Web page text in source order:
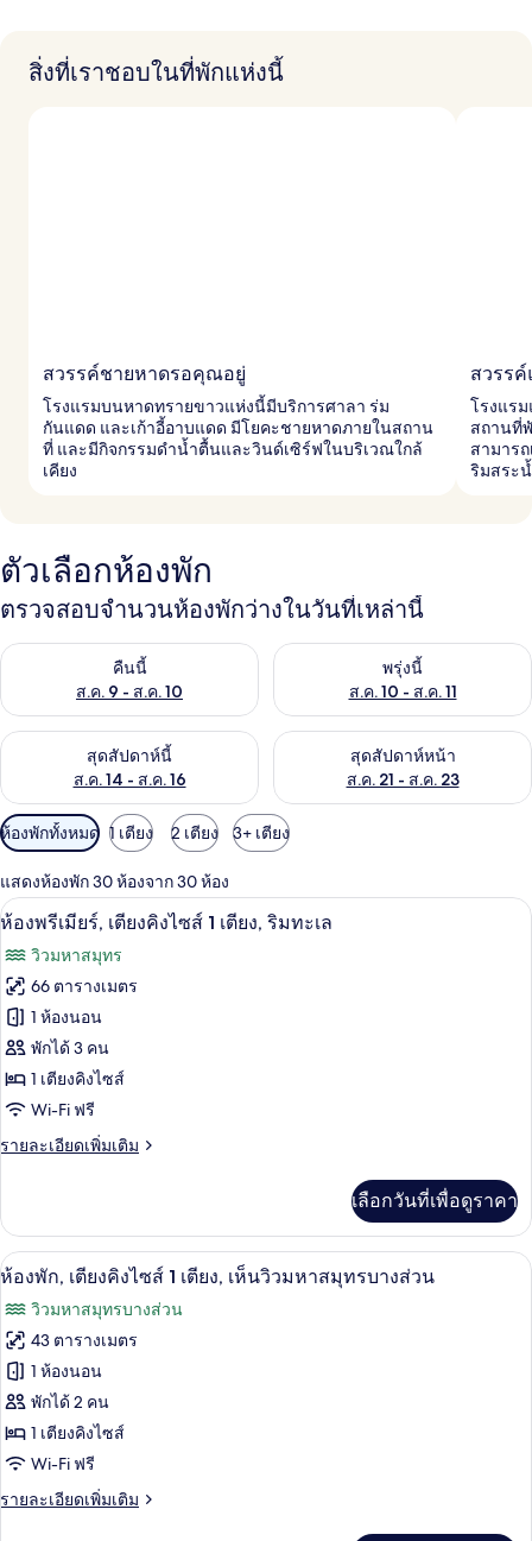
สิ่งที่เราชอบในที่พักแห่งนี้
สวรรค์ชายหาดรอคุณอยู่
โรงแรมบนหาดทรายขาวแห่งนี้มีบริการศาลา ร่ม
กันแดด และเก้าอี้อาบแดด มีโยคะชายหาดภายในสถาน
ที่ และมีกิจกรรมดำน้ำตื้นและวินด์เซิร์ฟในบริเวณใกล้
เคียง
สวรรค์
โรงแร
สถานที่
สามาร
ริมสระ
ตัวเลือกห้องพัก
ตรวจสอบจำนวนห้องพักว่างในวันที่เหล่านี้
คืนนี้
ส.ค. 9 - ส.ค. 10
ตรวจสอบจำนวนห้องพักว่างในคืนนี้ ส.ค. 9 - ส.ค. 10
พรุ่งนี้
ส.ค. 10 - ส.ค. 11
ตรวจสอบจำนวนห้องพักว่างใน
สุดสัปดาห์นี้
ส.ค. 14 - ส.ค. 16
ตรวจสอบจำนวนห้องพักว่างในสุดสัปดาห์นี้ ส.ค. 14 - ส.ค. 16
สุดสัปดาห์หน้า
ส.ค. 21 - ส.ค. 23
ตรวจสอบจำนวนห้องพักว่างใน
ตัว
กรอง
ที่
มี
ให้
สำหรับ
ห้อง
พัก
ห้องพักทั้งหมด 1 เตียง 2 เตียง 3+ เตียง
แสดงห้องพัก 30 ห้องจาก 30 ห้อง
เปิด
ภาพถ่าย
ทั้งหมด
ของ
ห้อง
พรีเมียร์,
เตียง
คิง
1
เตียง,
ริม
ทะเล
ห้องพรีเมียร์, เตียงคิงไซส์ 1 เตียง, ริม
5
ห้องพรีเมียร์, เตียงคิงไซส์ 1 เตียง, ริมทะเล
วิวมหาสมุทร
66 ตารางเมตร
1 ห้องนอน
พักได้ 3 คน
1 เตียงคิงไซส์
Wi-Fi ฟรี
รายละเอียดเพิ่มเติม
ราย
เกี่ยว
กับ
ห้อง
เตียง
คิง
ไซส์
เตียง,
ริม
ทะเล
เลือกวันที่เพื่อดูราคา
เปิด
ภาพถ่าย
ทั้งหมด
ของ
ห้อง
พัก,
เตียง
คิง
ห้องพัก, เตียงคิงไซส์ 1 เตียง, เห็นวิว
4
ห้องพัก, เตียงคิงไซส์ 1 เตียง, เห็นวิวมหาสมุทรบางส่วน
วิวมหาสมุทรบางส่วน
43 ตารางเมตร
1 ห้องนอน
พักได้ 2 คน
1 เตียงคิงไซส์
Wi-Fi ฟรี
รายละเอียดเพิ่มเติม
ราย